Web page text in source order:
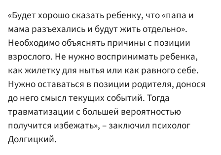
«Будет хорошо сказать ребенку, что «папа и
мама разъехались и будут жить отдельно».
Необходимо объяснять причины с позиции
взрослого. Не нужно воспринимать ребенка,
как жилетку для нытья или как равного себе.
Нужно оставаться в позиции родителя, донося
до него смысл текущих событий. Тогда
травматизации с большей вероятностью
получится избежать», – заключил психолог
Долгицкий.